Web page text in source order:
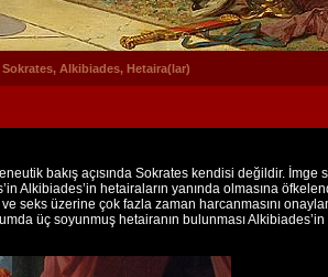
Alkibiades, Hetaira(lar)
bakış açısında Sokrates kendisi değildir. İmge
Alkibiades’in hetairaların yanında olmasına
seks üzerine çok fazla zaman harcanmasını
üç soyunmuş hetairanın bulunması Alkibiades’in